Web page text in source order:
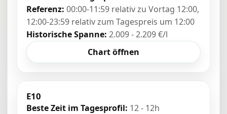
Referenz: 00:00-11:59 relativ zu Vortag 12:00,
12:00-23:59 relativ zum Tagespreis um 12:00
Historische Spanne: 2.009 - 2.209 €/l
Chart öffnen
E10
Beste Zeit im Tagesprofil: 12 - 12h